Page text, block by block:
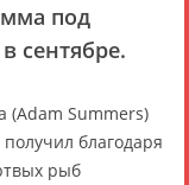
под
сентябре.
Summers)
благодаря
рыб